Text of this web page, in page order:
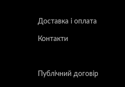
Доставка і оплата
Контакти
Публічний договір